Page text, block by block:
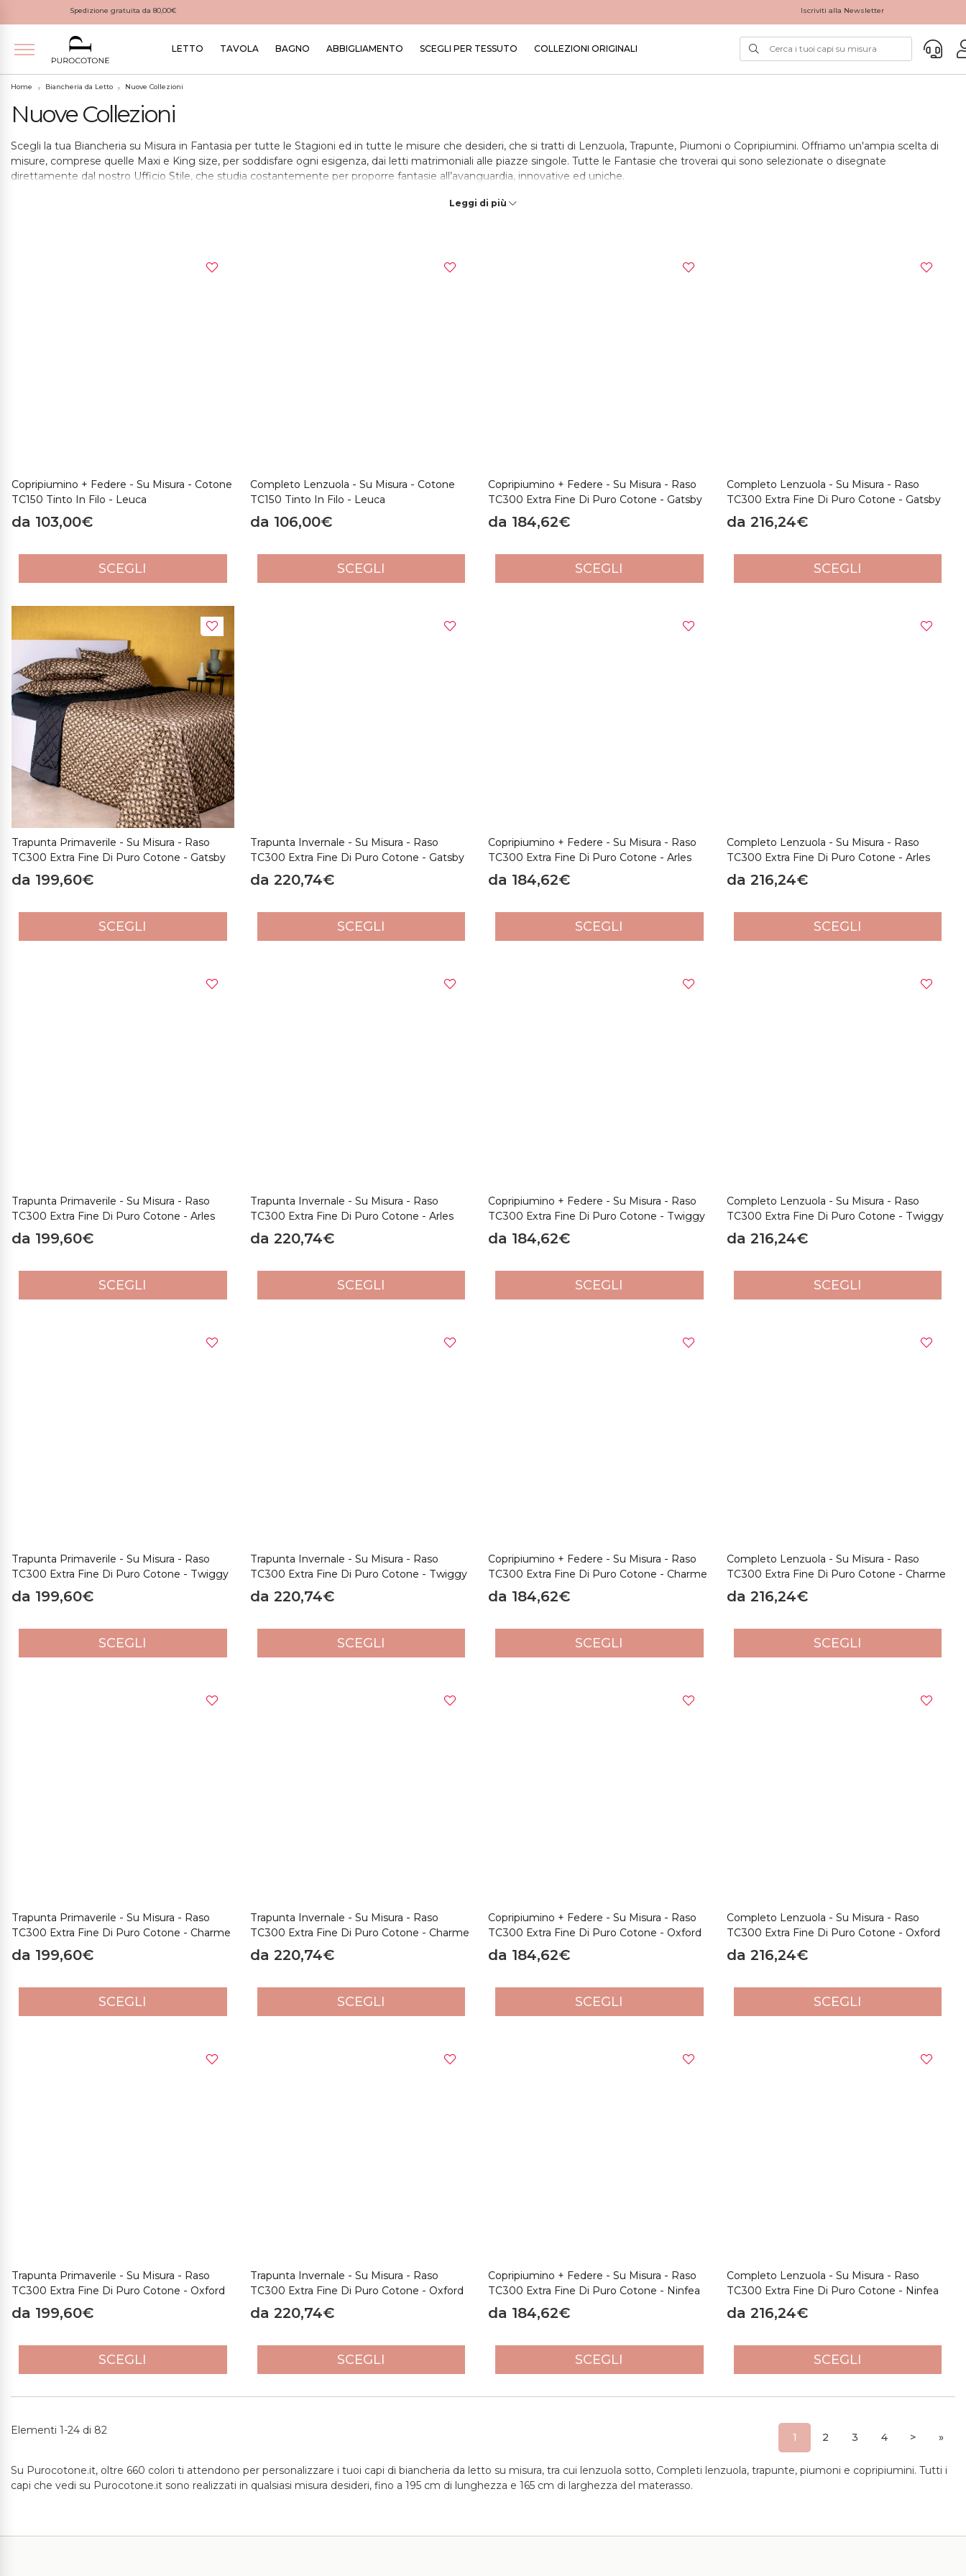
Spedizione gratuita da 80,00€ Iscriviti alla Newsletter
LETTO TAVOLA BAGNO ABBIGLIAMENTO SCEGLI PER TESSUTO COLLEZIONI ORIGINALI
Home Biancheria da Letto Nuove Collezioni
Nuove Collezioni
Scegli la tua Biancheria su Misura in Fantasia per tutte le Stagioni ed in tutte le misure che desideri, che si tratti di Lenzuola, Trapunte, Piumoni o Copripiumini. Offriamo un'ampia scelta di
misure, comprese quelle Maxi e King size, per soddisfare ogni esigenza, dai letti matrimoniali alle piazze singole. Tutte le Fantasie che troverai qui sono selezionate o disegnate
direttamente dal nostro Ufficio Stile, che studia costantemente per proporre fantasie all’avanguardia, innovative ed uniche.
Taglieremo e cuciremo a mano tutta la biancheria che ordini per offrirti un capo che rispecchi al 100% i canoni della tradizione italiana, con tessuti naturali e della massima qualità. Tutti i Capi
Capi Purocotone.it dona al proprio corpo un benessere ineguagliabile, mantenendo un range di temperature ideale durante la notte per un sonno genuino. L’alta capacità di assorbire
Leggi di più
Copripiumino + Federe - Su Misura - Cotone
TC150 Tinto In Filo - Leuca
da 103,00€
SCEGLI
Completo Lenzuola - Su Misura - Cotone
TC150 Tinto In Filo - Leuca
da 106,00€
SCEGLI
Copripiumino + Federe - Su Misura - Raso
TC300 Extra Fine Di Puro Cotone - Gatsby
da 184,62€
SCEGLI
Completo Lenzuola - Su Misura - Raso
TC300 Extra Fine Di Puro Cotone - Gatsby
da 216,24€
SCEGLI
Trapunta Primaverile - Su Misura - Raso
TC300 Extra Fine Di Puro Cotone - Gatsby
da 199,60€
SCEGLI
Trapunta Invernale - Su Misura - Raso
TC300 Extra Fine Di Puro Cotone - Gatsby
da 220,74€
SCEGLI
Copripiumino + Federe - Su Misura - Raso
TC300 Extra Fine Di Puro Cotone - Arles
da 184,62€
SCEGLI
Completo Lenzuola - Su Misura - Raso
TC300 Extra Fine Di Puro Cotone - Arles
da 216,24€
SCEGLI
Trapunta Primaverile - Su Misura - Raso
TC300 Extra Fine Di Puro Cotone - Arles
da 199,60€
SCEGLI
Trapunta Invernale - Su Misura - Raso
TC300 Extra Fine Di Puro Cotone - Arles
da 220,74€
SCEGLI
Copripiumino + Federe - Su Misura - Raso
TC300 Extra Fine Di Puro Cotone - Twiggy
da 184,62€
SCEGLI
Completo Lenzuola - Su Misura - Raso
TC300 Extra Fine Di Puro Cotone - Twiggy
da 216,24€
SCEGLI
Trapunta Primaverile - Su Misura - Raso
TC300 Extra Fine Di Puro Cotone - Twiggy
da 199,60€
SCEGLI
Trapunta Invernale - Su Misura - Raso
TC300 Extra Fine Di Puro Cotone - Twiggy
da 220,74€
SCEGLI
Copripiumino + Federe - Su Misura - Raso
TC300 Extra Fine Di Puro Cotone - Charme
da 184,62€
SCEGLI
Completo Lenzuola - Su Misura - Raso
TC300 Extra Fine Di Puro Cotone - Charme
da 216,24€
SCEGLI
Trapunta Primaverile - Su Misura - Raso
TC300 Extra Fine Di Puro Cotone - Charme
da 199,60€
SCEGLI
Trapunta Invernale - Su Misura - Raso
TC300 Extra Fine Di Puro Cotone - Charme
da 220,74€
SCEGLI
Copripiumino + Federe - Su Misura - Raso
TC300 Extra Fine Di Puro Cotone - Oxford
da 184,62€
SCEGLI
Completo Lenzuola - Su Misura - Raso
TC300 Extra Fine Di Puro Cotone - Oxford
da 216,24€
SCEGLI
Trapunta Primaverile - Su Misura - Raso
TC300 Extra Fine Di Puro Cotone - Oxford
da 199,60€
SCEGLI
Trapunta Invernale - Su Misura - Raso
TC300 Extra Fine Di Puro Cotone - Oxford
da 220,74€
SCEGLI
Copripiumino + Federe - Su Misura - Raso
TC300 Extra Fine Di Puro Cotone - Ninfea
da 184,62€
SCEGLI
Completo Lenzuola - Su Misura - Raso
TC300 Extra Fine Di Puro Cotone - Ninfea
da 216,24€
SCEGLI
Elementi 1-24 di 82
1 2 3 4 > »
Su Purocotone.it, oltre 660 colori ti attendono per personalizzare i tuoi capi di biancheria da letto su misura, tra cui lenzuola sotto, Completi lenzuola, trapunte, piumoni e copripiumini. Tutti i
capi che vedi su Purocotone.it sono realizzati in qualsiasi misura desideri, fino a 195 cm di lunghezza e 165 cm di larghezza del materasso.